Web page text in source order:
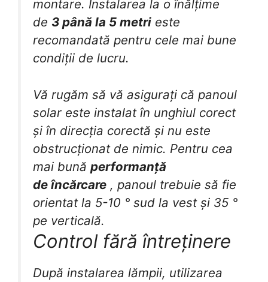
montare. Instalarea la o înălțime
de 3 până la 5 metri este
recomandată pentru cele mai bune
condiții de lucru.
Vă rugăm să vă asigurați că panoul
solar este instalat în unghiul corect
și în direcția corectă și nu este
obstrucționat de nimic. Pentru cea
mai bună performanță
de încărcare , panoul trebuie să fie
orientat la 5-10 ° sud la vest și 35 °
pe verticală.
Control fără întreținere
După instalarea lămpii, utilizarea